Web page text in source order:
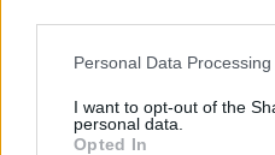
Personal Data
I want to opt-out of the
personal data.
Opted In
Αλεξάνδρα Νίκα: Οι